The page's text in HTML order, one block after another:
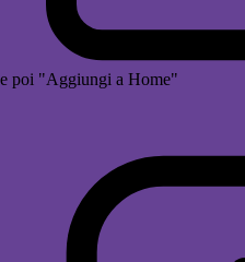
e poi "Aggiungi a Home"